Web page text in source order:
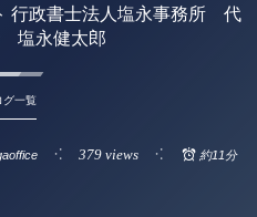
行政書士法人塩永事務所 代
塩永健太郎
グ一覧
379 views 約11分